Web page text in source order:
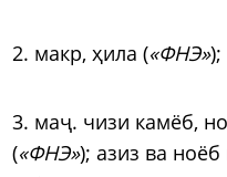
2. макр, ҳила («ФНЭ»);
3. маҷ. чизи камёб,
(«ФНЭ»); азиз ва